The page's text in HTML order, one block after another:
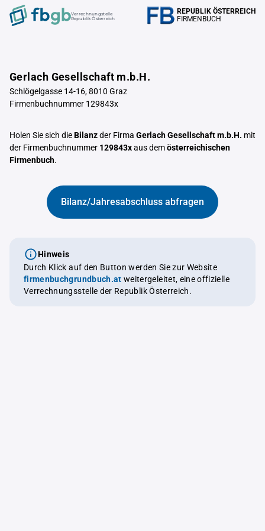
Verrechnungstelle
Republik Österreich
REPUBLIK ÖSTERREICH
FIRMENBUCH
Gerlach Gesellschaft m.b.H.
Schlögelgasse 14-16, 8010 Graz
Firmenbuchnummer 129843x
Holen Sie sich dieBilanzder Firma Gerlach Gesellschaft m.b.H. mit
der Firmenbuchnummer 129843xaus demösterreichischen
Firmenbuch.
Bilanz/Jahresabschluss abfragen
Hinweis
Durch Klick auf den Button werden Sie zur Website
firmenbuchgrundbuch.at weitergeleitet, eine offizielle
Verrechnungsstelle der Republik Österreich.